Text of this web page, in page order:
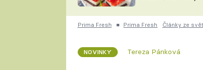
ČESKO NA
KUCHAŘKA
Prima Fresh ■ Prima Fresh Články ze
NOVINKY Tereza Pánková